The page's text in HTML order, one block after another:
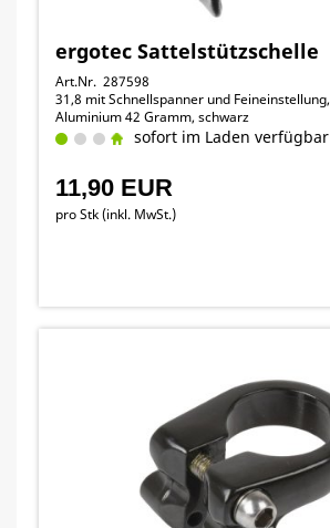
ergotec Sattelstützschelle
Art.Nr. 287598
31,8 mit Schnellspanner und Feineinstellung,
Aluminium 42 Gramm, schwarz
sofort im Laden verfügbar
11,90 EUR
pro Stk (inkl. MwSt.)